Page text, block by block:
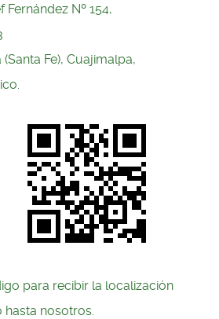
Fernández Nº 154,
Fe), Cuajimalpa,
para recibir la localización
nosotros.